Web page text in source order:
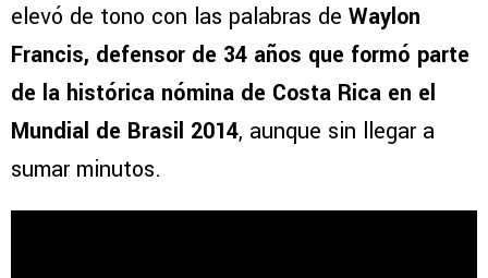
elevó de tono con las palabras de Waylon
Francis, defensor de 34 años que formó parte
de la histórica nómina de Costa Rica en el
Mundial de Brasil 2014, aunque sin llegar a
sumar minutos.